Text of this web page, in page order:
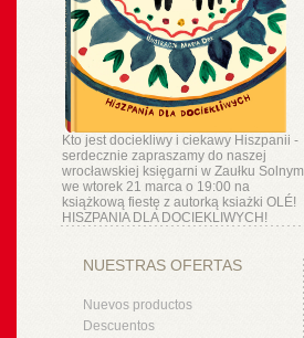
Kto jest dociekliwy i ciekawy Hiszpanii -
serdecznie zapraszamy do naszej
wrocławskiej księgarni w Zaułku Solnym
we wtorek 21 marca o 19:00 na
książkową fiestę z autorką ksiażki OLÉ!
HISZPANIA DLA DOCIEKLIWYCH!
NUESTRAS OFERTAS
Nuevos productos
Descuentos